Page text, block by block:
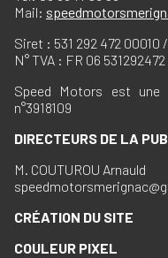
Mail:
Siret : 531 292 472 00010
N° TVA : FR 06 531292472
Speed Motors est une
n°3918109
DIRECTEURS DE LA
M. COUTUROU Arnauld
CRÉATION DU SITE
COULEUR PIXEL